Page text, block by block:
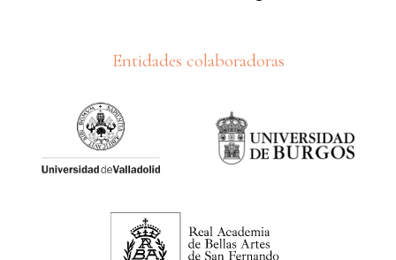
Entidades colaboradoras